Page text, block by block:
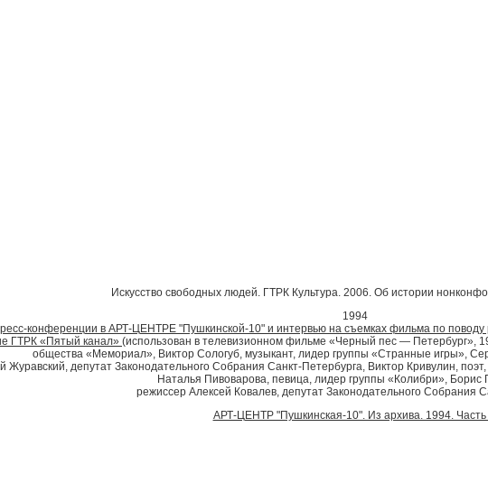
Искусство свободных людей. ГТРК Культура. 2006. Об истории
1994
конференции в АРТ-ЦЕНТРЕ "Пушкинской-10" и интервью на съемках фильма по
ГТРК «Пятый канал» (использован в телевизионном фильме «Черный пес — Петербург»,
общества «Мемориал», Виктор Сологуб, музыкант, лидер группы «Странные игры»,
Журавский, депутат Законодательного Собрания Санкт-Петербурга, Виктор Кривулин,
Наталья Пивоварова, певица, лидер группы «Колибри», Борис
режиссер Алексей Ковалев, депутат Законодательного Собрания
АРТ-ЦЕНТР "Пушкинская-10". Из архива. 1994. Часть